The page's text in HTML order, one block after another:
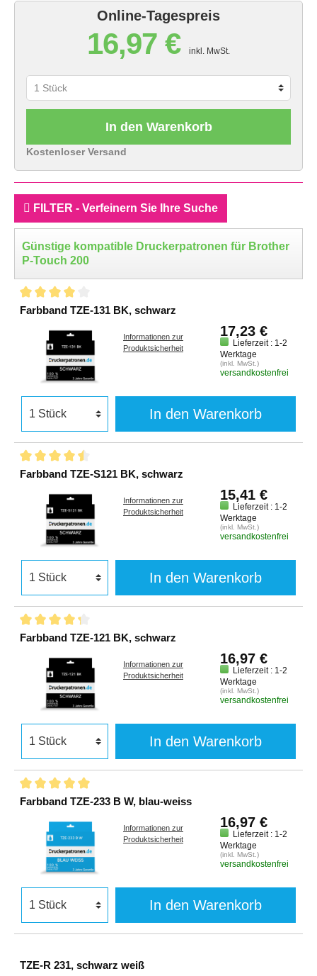
Online-Tagespreis
16,97 € inkl. MwSt.
In den Warenkorb
Kostenloser Versand
FILTER - Verfeinern Sie Ihre Suche
Günstige kompatible Druckerpatronen für Brother
P-Touch 200
Farbband TZE-131 BK, schwarz
Informationen zur
Produktsicherheit
17,23 €
Lieferzeit : 1-2
Werktage
(inkl. MwSt.)
versandkostenfrei
In den Warenkorb
Farbband TZE-S121 BK, schwarz
Informationen zur
Produktsicherheit
15,41 €
Lieferzeit : 1-2
Werktage
(inkl. MwSt.)
versandkostenfrei
In den Warenkorb
Farbband TZE-121 BK, schwarz
Informationen zur
Produktsicherheit
16,97 €
Lieferzeit : 1-2
Werktage
(inkl. MwSt.)
versandkostenfrei
In den Warenkorb
Farbband TZE-233 B W, blau-weiss
Informationen zur
Produktsicherheit
16,97 €
Lieferzeit : 1-2
Werktage
(inkl. MwSt.)
versandkostenfrei
In den Warenkorb
TZE-R 231, schwarz weiß